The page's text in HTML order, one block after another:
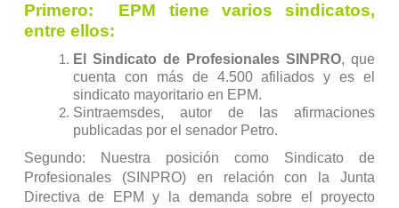
Primero: EPM tiene varios sindicatos,
entre ellos:
El Sindicato de Profesionales SINPRO, que
cuenta con más de 4.500 afiliados y es el
sindicato mayoritario en EPM.
Sintraemsdes, autor de las afirmaciones
publicadas por el senador Petro.
Segundo: Nuestra posición como Sindicato de
Profesionales (SINPRO) en relación con la Junta
Directiva de EPM y la demanda sobre el proyecto